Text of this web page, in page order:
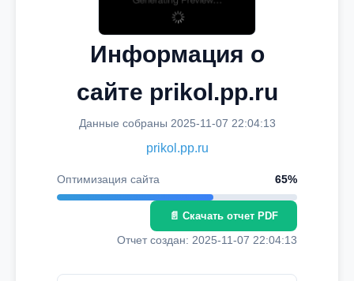
Информация о
сайте prikol.pp.ru
Данные собраны 2025-11-07 22:04:13
prikol.pp.ru
Оптимизация сайта 65%
📄 Скачать отчет PDF
Отчет создан: 2025-11-07 22:04:13